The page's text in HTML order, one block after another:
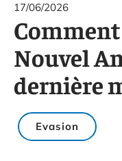
17/06/2026
Nouvel
dernière
Evasion